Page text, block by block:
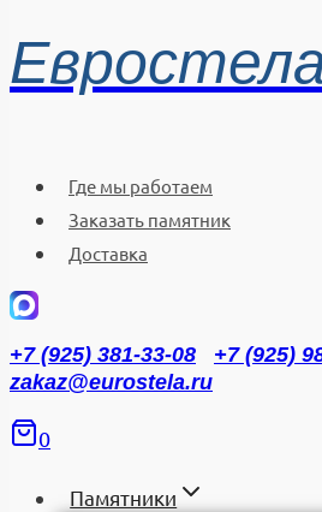
Где мы работаем
Заказать памятник
Доставка
+7 (925) 381-33-08
+7 (925)
zakaz@eurostela.ru
0
Памятники